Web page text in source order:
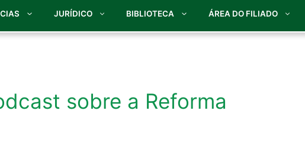
JURÍDICO BIBLIOTECA ÁREA DO FILIADO
sobre a Reforma